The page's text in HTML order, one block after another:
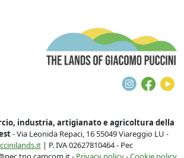
industria, artigianato e agricoltura della
- Via Leonida Repaci, 16 55049 Viareggio LU -
| P. IVA 02627810464 - Pec